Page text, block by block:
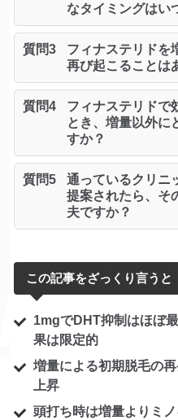
なタイミングはい
質問3
フィナステリドを
再び起こることは
質問4
フィナステリドで
とき、増量以外に
すか？
質問5
通っているクリニ
提案されたら、そ
夫ですか？
この記事をざっくり言うと
1mgでDHT抑制はほぼ
果は限定的
増量による初期脱毛の
上昇
頭打ち時は増量よりミ